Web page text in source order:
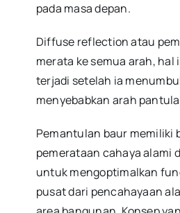
pada masa depan.
Diffuse reflection atau
merata ke semua arah,
terjadi setelah ia
menyebabkan arah
Pemantulan baur memiliki
pemerataan cahaya alami
untuk mengoptimalkan
pusat dari pencahayaan